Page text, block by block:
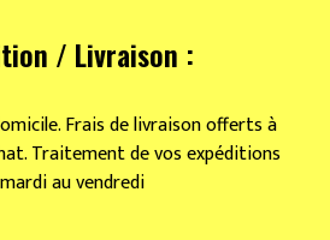
/ Livraison :
Frais de livraison offerts à
Traitement de vos expéditions
au vendredi